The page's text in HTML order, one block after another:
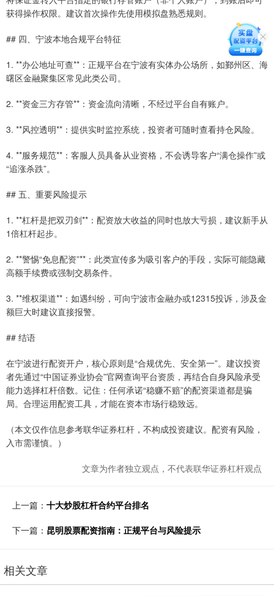
获得操作权限。建议首次操作先使用模拟盘熟悉规则。
## 四、宁波本地合规平台特征
1. **办公地址可查**：正规平台在宁波有实体办公场所，如鄞州区、海
曙区金融聚集区常见此类公司。
2. **资金三方存管**：资金流向清晰，不经过平台自有账户。
3. **风控透明**：提供实时监控系统，投资者可随时查看持仓风险。
4. **服务规范**：客服人员具备从业资格，不会诱导客户“满仓操作”或
“追涨杀跌”。
## 五、重要风险提示
1. **杠杆是把双刃剑**：配资放大收益的同时也放大亏损，建议新手从
1倍杠杆起步。
2. **警惕“免息配资”**：此类宣传多为吸引客户的手段，实际可能隐藏
高额手续费或强制交易条件。
3. **维权渠道**：如遇纠纷，可向宁波市金融办或12315投诉，涉及金
额巨大时建议直接报警。
## 结语
在宁波进行配资开户，核心原则是“合规优先、安全第一”。建议投资
者先通过“中国证券业协会”官网查询平台资质，再结合自身风险承受
能力选择杠杆倍数。记住：任何承诺“稳赚不赔”的配资渠道都是骗
局。合理运用配资工具，才能在资本市场行稳致远。
（本文仅作信息参考联华证券杠杆，不构成投资建议。配资有风险，
入市需谨慎。）
文章为作者独立观点，不代表联华证券杠杆观点
上一篇： 十大炒股杠杆合约平台排名
下一篇： 昆明股票配资指南：正规平台与风险提示
相关文章